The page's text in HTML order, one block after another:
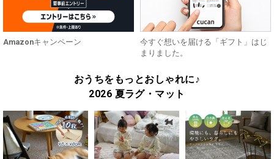
Amazonキャンペーン
今すぐ想いを届ける「ギフト」はじ
まりました。
おうちをもっとおしゃれに♪
2026 夏ラグ・マット